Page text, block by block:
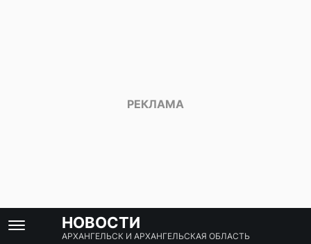
НОВОСТИ
АРХАНГЕЛЬСК И АРХАНГЕЛЬСКАЯ ОБЛАСТЬ